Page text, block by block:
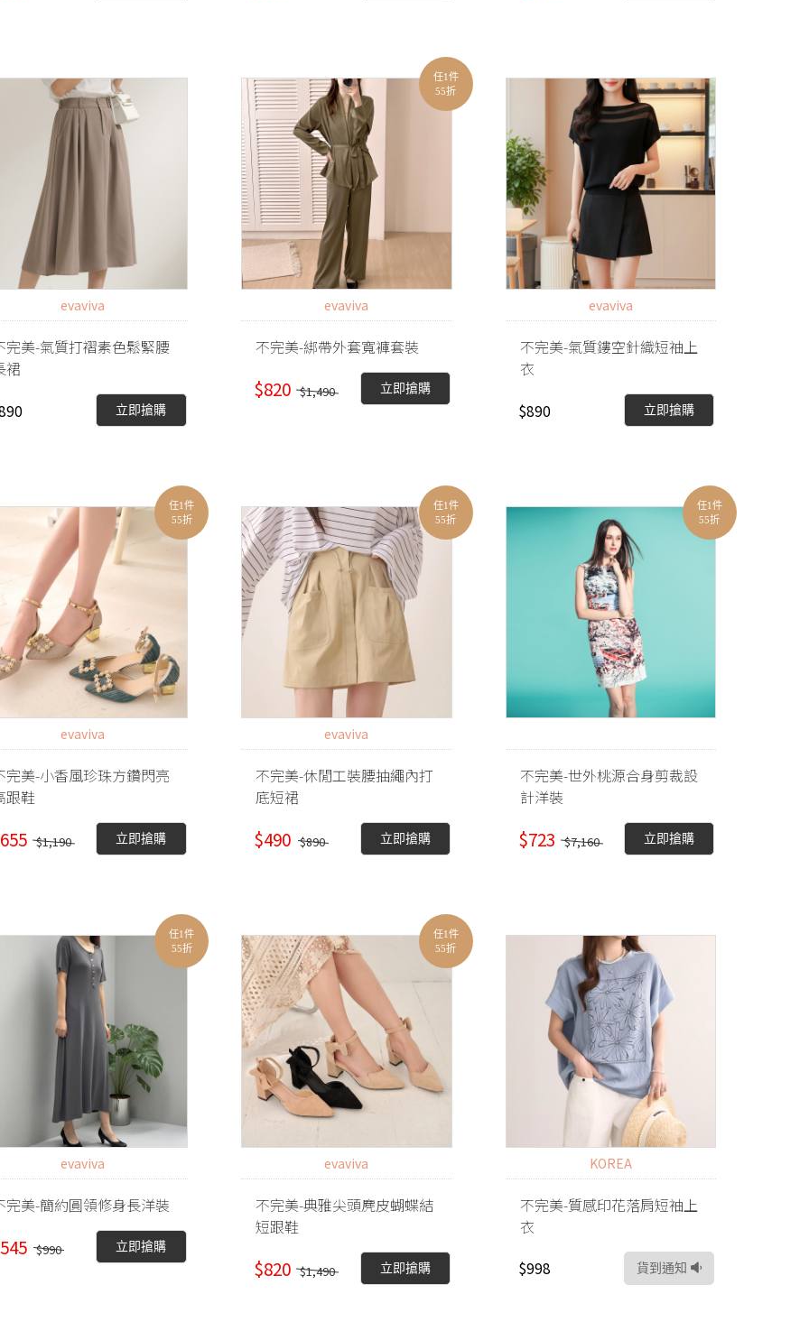
evaviva
完美-氣質打褶素色鬆緊腰
裙
立即搶購
任1件
55折
evaviva
不完美-綁帶外套寬褲套裝
$820 $1,490 立即搶購
evaviva
不完美-氣質鏤空針織短袖上
衣
$890 立即搶購
任1件
55折
evaviva
完美-小香風珍珠方鑽閃亮
跟鞋
$1,190 立即搶購
任1件
55折
evaviva
不完美-休閒工裝腰抽繩內打
底短裙
$490 $890 立即搶購
任1件
55折
不完美-世外桃源合身剪裁設
計洋裝
$723 $7,160 立即搶購
任1件
55折
evaviva
完美-簡約圓領修身長洋裝
$990 立即搶購
任1件
55折
evaviva
不完美-典雅尖頭麂皮蝴蝶結
短跟鞋
$820 $1,490 立即搶購
KOREA
不完美-質感印花落肩短袖上
衣
$998 貨到通知